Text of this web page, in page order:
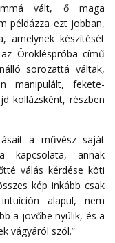
vált, ő maga
példázza ezt jobban,
amelynek készítését
Örökléspróba című
sorozattá váltak,
manipulált, fekete-
kollázsként, részben
a művész saját
kapcsolata, annak
válás kérdése köti
kép inkább csak
alapul, nem
a jövőbe nyúlik, és a
vágyáról szól.”